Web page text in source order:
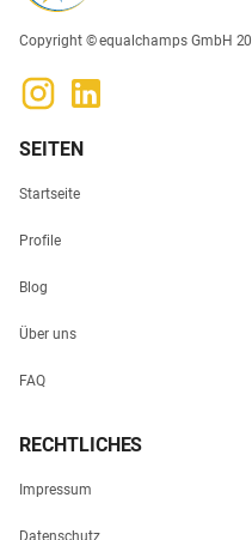
Copyright © equalchamps GmbH
SEITEN
Startseite
Profile
Blog
Über uns
FAQ
RECHTLICHES
Impressum
Datenschutz